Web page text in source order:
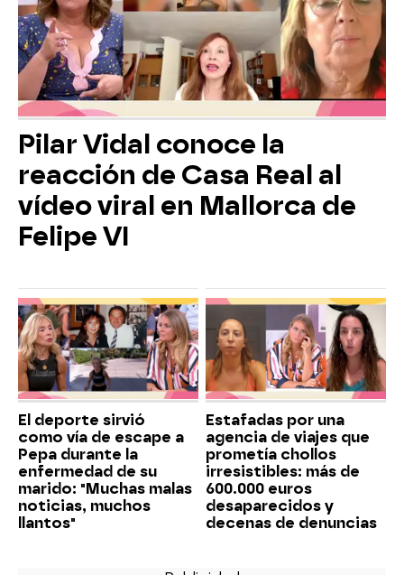
Pilar Vidal conoce la
reacción de Casa Real al
vídeo viral en Mallorca de
Felipe VI
El deporte sirvió
como vía de escape a
Pepa durante la
enfermedad de su
marido: "Muchas malas
noticias, muchos
llantos"
Estafadas por una
agencia de viajes que
prometía chollos
irresistibles: más de
600.000 euros
desaparecidos y
decenas de denuncias